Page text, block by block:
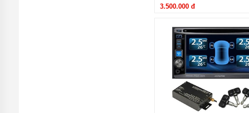
Bi LED GTR GLS 2020 cho
3.500.000 đ